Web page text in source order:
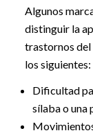
Algunos
distinguir la
trastornos del
los siguientes:
Dificultad
sílaba o una